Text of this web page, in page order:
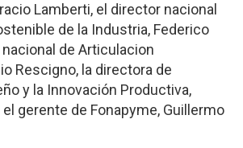
Lamberti, el director nacional
de la Industria, Federico
de Articulacion
Rescigno, la directora de
y la Innovación Productiva,
gerente de Fonapyme, Guillermo